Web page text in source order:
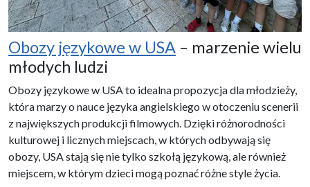
Obozy językowe w USA – marzenie wielu
młodych ludzi
Obozy językowe w USA to idealna propozycja dla młodzieży,
która marzy o nauce języka angielskiego w otoczeniu scenerii
z największych produkcji filmowych. Dzięki różnorodności
kulturowej i licznych miejscach, w których odbywają się
obozy, USA stają się nie tylko szkołą językową, ale również
miejscem, w którym dzieci mogą poznać różne style życia.